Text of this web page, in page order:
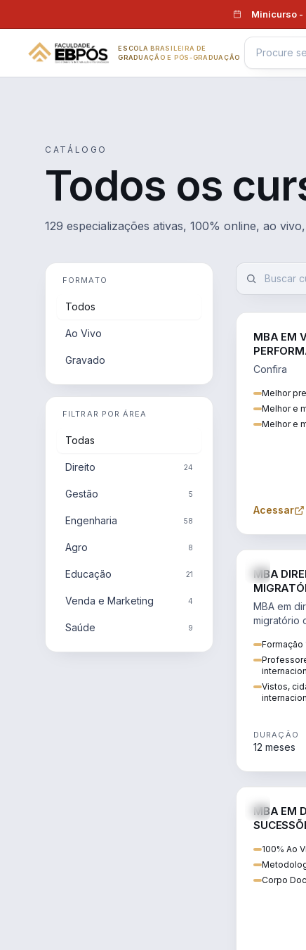
Minicurso -
ESCOLA BRASILEIRA DE
GRADUAÇÃO E PÓS-GRADUAÇÃO
CATÁLOGO
Todos os
129 especializações ativas, 100% online, ao
FORMATO
Todos
Ao Vivo
Gravado
FILTRAR POR ÁREA
Todas
Direito 24
Gestão 5
Engenharia 58
Agro 8
Educação 21
Venda e Marketing 4
Saúde 9
MBA EM
Confira
Melhor
Melhor e
Melhor e
Acessar
MBA
MBA em
migratório
Formação
Vistos,
DURAÇÃO
12 meses
MBA EM
100% Ao
Corpo